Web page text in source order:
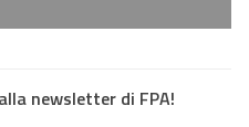
newsletter di FPA!